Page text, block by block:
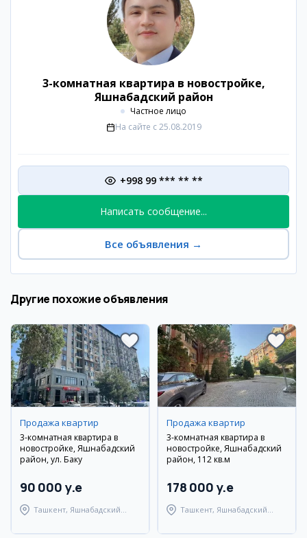
3-комнатная квартира в новостройке,
Яшнабадский район
Частное лицо
На сайте с 25.08.2019
+998 99 *** ** **
Написать сообщение...
Все объявления →
Другие похожие объявления
Продажа квартир
3-комнатная квартира в
новостройке, Яшнабадский
район, ул. Баку
90 000 y.e
Ташкент, Яшнабадский
Продажа квартир
3-комнатная квартира в
новостройке, Яшнабадский
район, 112 кв.м
178 000 y.e
Ташкент, Яшнабадский